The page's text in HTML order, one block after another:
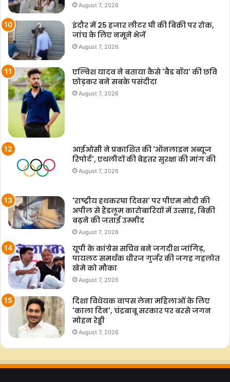
August 7, 2026
इंदौर में 25 हजार लीटर घी की बिक्री पर रोक,
जांच के लिए नमूने भेजें
August 7, 2026
एल्विश यादव ने बताया कैसे 'बैड बॉय' की छवि
छोड़कर बने सबके पसंदीदा
August 7, 2026
आईओसी ने प्रकाशित की 'ऑनलाइन अब्यूज
रिपोर्ट', एथलीटों की बेहतर सुरक्षा की मांग की
August 7, 2026
'राष्ट्रीय हथकरघा दिवस' पर पीएम मोदी की
अपील से हैंडलूम कारोबारियों में उत्साह, बिक्री
बढ़ने की जताई उम्मीद
August 7, 2026
यूपी के कांग्रेस सचिव बने जगदीश जांगिड़,
पायलट समर्थक धीरज गुर्जर की जगह गहलोत
खेमे को मौका
August 7, 2026
दिशा विधेयक वापस लेना महिलाओं के लिए
'काला दिन', चंद्रबाबू सरकार पर बरसे जगन
मोहन रेड्डी
August 7, 2026